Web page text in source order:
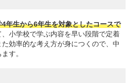
年生から6年生を対象としたコースで
小学校で学ぶ内容を早い段階で定着
効率的な考え方が身につくので、中
す。